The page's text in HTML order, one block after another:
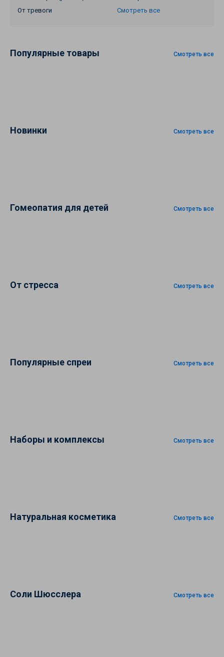
От тревоги
Смотреть все
Популярные товары Смотреть все
Новинки Смотреть все
Гомеопатия для детей Смотреть все
От стресса Смотреть все
Популярные спреи Смотреть все
Наборы и комплексы Смотреть все
Натуральная косметика Смотреть все
Соли Шюсслера Смотреть все